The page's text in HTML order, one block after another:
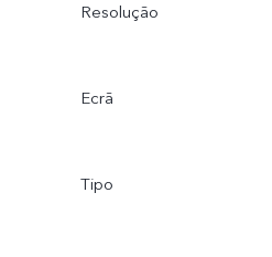
Resolução
Ecrã
Tipo